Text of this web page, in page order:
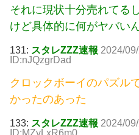
それに現状十分売れてる
けど具体的に何がヤバい
131: スタレZZZ速報 2024/
ID:nJQzgrDad
クロックボーイのパズル
かったのあった
133: スタレZZZ速報 2024/
ID:MZyLxR6m0